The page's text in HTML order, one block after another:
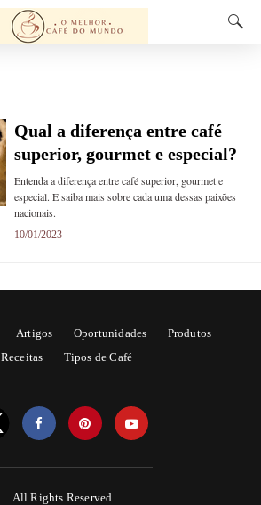
Qual a diferença entre café
superior, gourmet e especial?
Entenda a diferença entre café superior, gourmet e
especial. E saiba mais sobre cada uma dessas paixões
nacionais.
10/01/2023
Artigos Oportunidades
Produtos
Receitas
Tipos de Café
All Rights Reserved